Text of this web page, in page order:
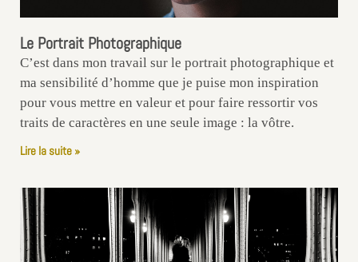
Le Portrait Photographique
C’est dans mon travail sur le portrait photographique et
ma sensibilité d’homme que je puise mon inspiration
pour vous mettre en valeur et pour faire ressortir vos
traits de caractères en une seule image : la vôtre.
Lire la suite »